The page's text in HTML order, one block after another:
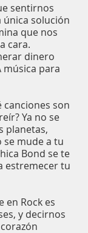
sentirnos
única solución
que nos
cara.
dinero
música para
canciones son
Ya no se
planetas,
se mude a tu
Bond se te
estremecer tu
en Rock es
y decirnos